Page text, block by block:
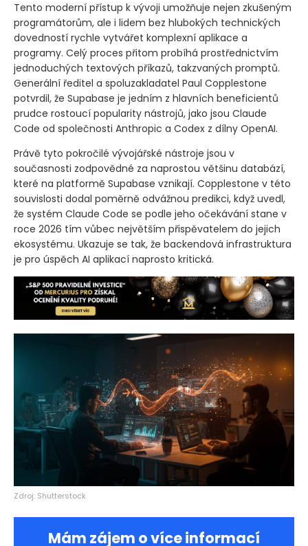
Tento moderní přístup k vývoji umožňuje nejen zkušeným
programátorům, ale i lidem bez hlubokých technických
dovedností rychle vytvářet komplexní aplikace a
programy. Celý proces přitom probíhá prostřednictvím
jednoduchých textových příkazů, takzvaných promptů.
Generální ředitel a spoluzakladatel Paul Copplestone
potvrdil, že Supabase je jedním z hlavních beneficientů
prudce rostoucí popularity nástrojů, jako jsou Claude
Code od společnosti Anthropic a Codex z dílny OpenAI.
Právě tyto pokročilé vývojářské nástroje jsou v
současnosti zodpovědné za naprostou většinu databází,
které na platformě Supabase vznikají. Copplestone v této
souvislosti dodal poměrně odvážnou predikci, když uvedl,
že systém Claude Code se podle jeho očekávání stane v
roce 2026 tím vůbec největším přispěvatelem do jejich
ekosystému. Ukazuje se tak, že backendová infrastruktura
je pro úspěch AI aplikací naprosto kritická.
Zdroj: Shutterstock
Mám zájem o více informací